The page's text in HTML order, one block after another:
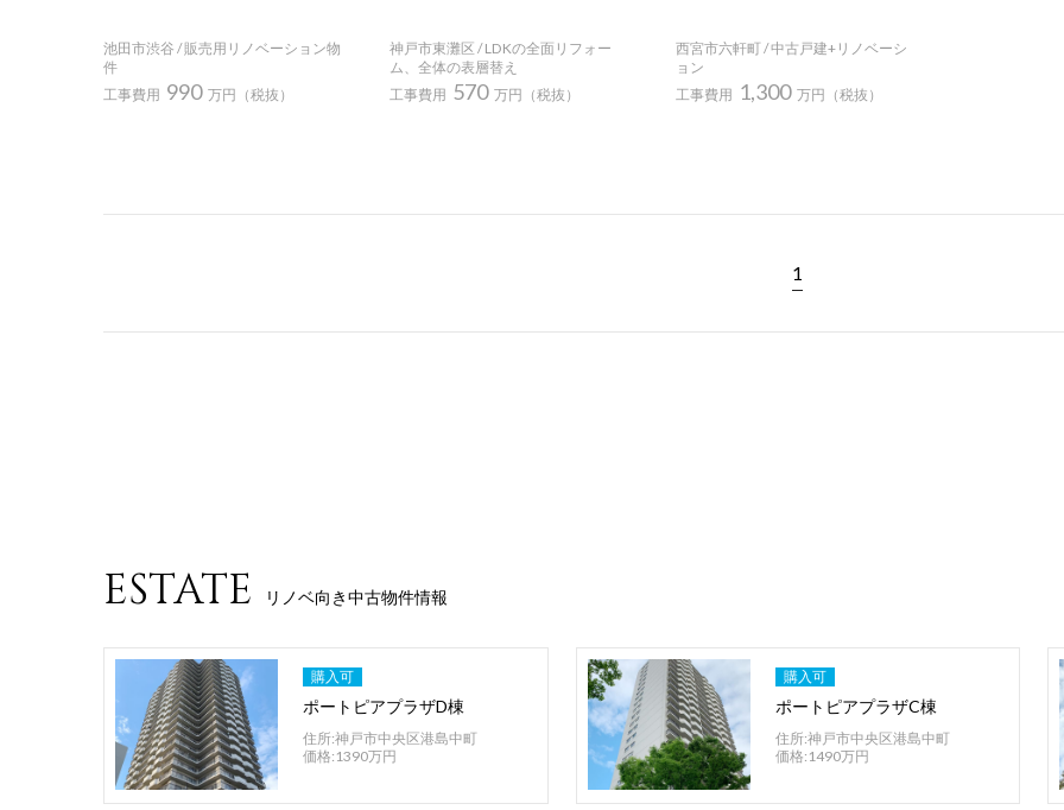
池田市渋谷 / 販売用リノベーション物
件
工事費用 990 万円（税抜）
神戸市東灘区 / LDKの全面リフォー
ム、全体の表層替え
工事費用 570 万円（税抜）
西宮市六軒町 / 中古戸建+リノベーシ
ョン
工事費用 1,300 万円（税抜）
1
ESTATE リノベ向き中古物件情報
購入可
ポートピアプラザD棟
住所:神戸市中央区港島中町
価格:1390万円
購入可
ポートピアプラザC棟
住所:神戸市中央区港島中町
価格:1490万円